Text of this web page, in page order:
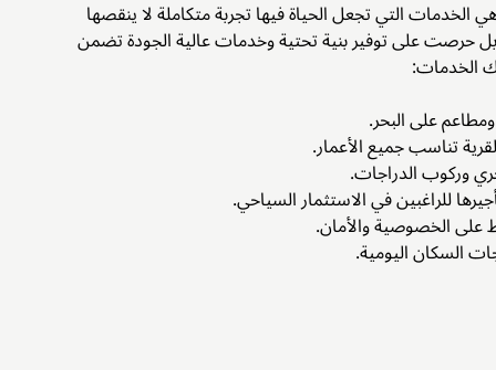
التي تجعل الحياة فيها تجربة متكاملة لا ينقصها
بل حرصت على توفير بنية تحتية وخدمات عالية الجودة تضمن
الخدمات:
على البحر.
تناسب جميع الأعمار.
وركوب الدراجات.
للراغبين في الاستثمار السياحي.
على الخصوصية والأمان.
السكان اليومية.